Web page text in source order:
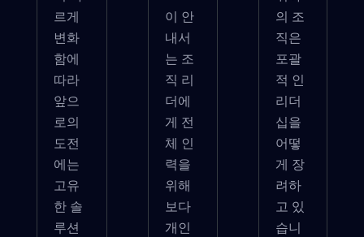
르게
변화
함에
따라
앞으
로의
도전
에는
고유
한 솔
루션
이 안
내서
는 조
직 리
더에
게 전
체 인
력을
위해
보다
개인
의 조
직은
포괄
적 인
리더
십을
어떻
게 장
려하
고 있
습니